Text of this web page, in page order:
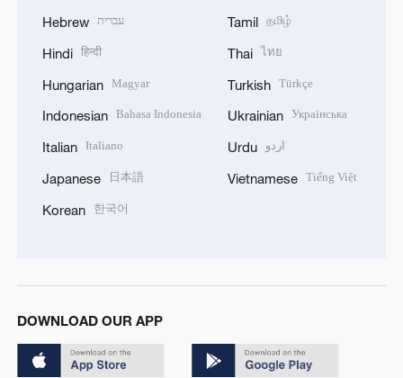
Hebrew עברית
Hindi हिन्दी
Hungarian Magyar
Indonesian Bahasa Indonesia
Italian Italiano
Japanese 日本語
Korean 한국어
Tamil தமிழ்
Thai ไทย
Turkish Türkçe
Ukrainian Українська
Urdu اردو
Vietnamese Tiếng Việt
DOWNLOAD OUR APP